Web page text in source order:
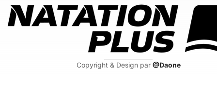
Copyright & Design par @Daone